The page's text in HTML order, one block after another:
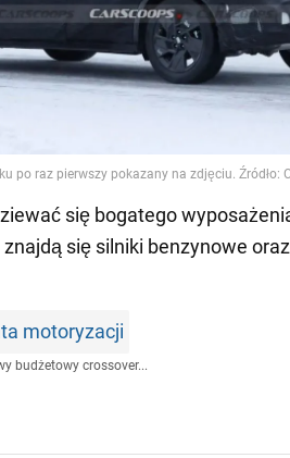
się bogatego
się silniki benzynowe
motoryzacji
budżetowy crossover...